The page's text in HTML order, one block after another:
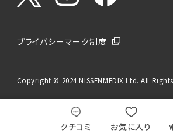
クチコミ お気に入り
プライバシーマーク制度
Copyright © 2024 NISSENMEDIX Ltd. All